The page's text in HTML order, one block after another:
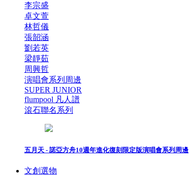
李宗盛
卓文萱
林哲儀
張韶涵
劉若英
梁靜茹
周興哲
演唱會系列周邊
SUPER JUNIOR
flumpool 凡人譜
滾石聯名系列
五月天 - 諾亞方舟10週年進化復刻限定版演唱會系列周邊
文創選物